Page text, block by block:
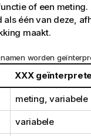
of een meting.
één van deze,
maakt.
worden
XXX
meting, variabele
variabele